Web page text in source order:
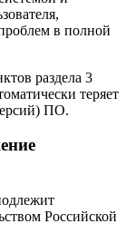
в полной
раздела 3
теряет
ПО.
Российской